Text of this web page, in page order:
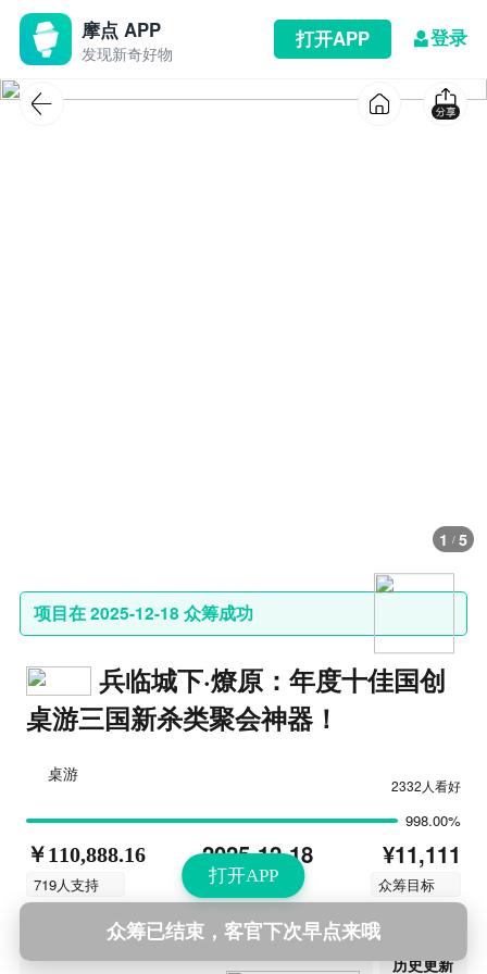
摩点 APP
发现新奇好物
打开APP 登录
打开APP
1 / 5
项目在 2025-12-18 众筹成功
兵临城下·燎原：年度十佳国创
桌游三国新杀类聚会神器！
桌游
2332人看好
998.00%
￥110,888.16
719人支持
2025-12-18
结束时间
¥11,111
众筹目标
第22次更新 2026-01-05 17:19
历史更新
众筹已结束，客官下次早点来哦